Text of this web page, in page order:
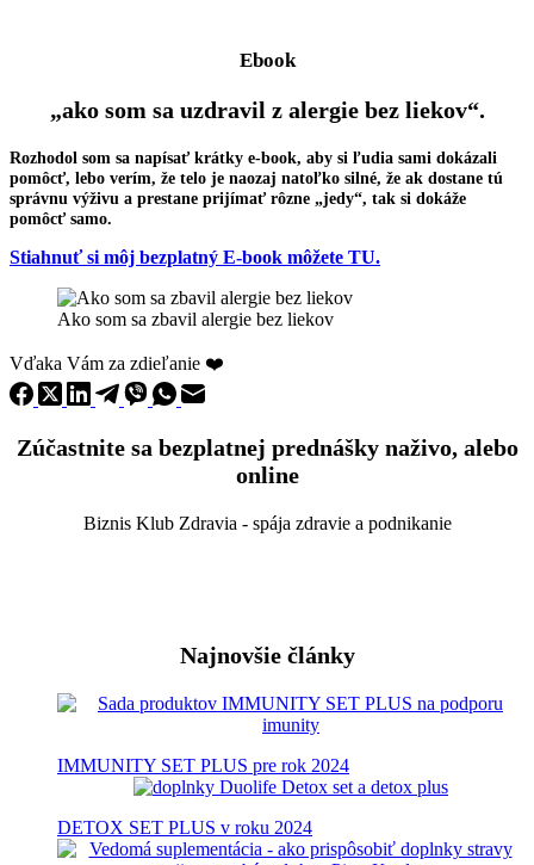
Ebook
„ako som sa uzdravil z alergie bez liekov“.
Rozhodol som sa napísať krátky e-book, aby si ľudia sami dokázali
pomôcť, lebo verím, že telo je naozaj natoľko silné, že ak dostane tú
správnu výživu a prestane prijímať rôzne „jedy“, tak si dokáže
pomôcť samo.
Stiahnuť si môj bezplatný E-book môžete TU.
Ako som sa zbavil alergie bez liekov
Vďaka Vám za zdieľanie ❤️
Zúčastnite sa bezplatnej prednášky naživo, alebo
online
Biznis Klub Zdravia - spája zdravie a podnikanie
Najnovšie články
IMMUNITY SET PLUS pre rok 2024
DETOX SET PLUS v roku 2024